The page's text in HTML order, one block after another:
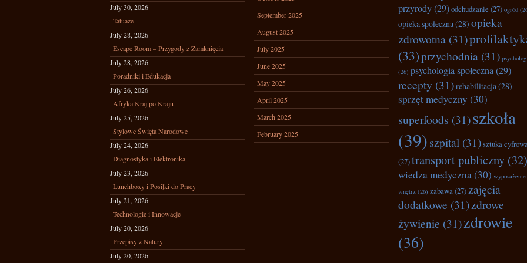
July 30, 2026
Tatuaże
July 28, 2026
Escape Room – Przygody z Zamknięcia
July 28, 2026
Poradniki i Edukacja
July 26, 2026
Afryka Kraj po Kraju
July 25, 2026
Stylowe Święta Narodowe
July 24, 2026
Diagnostyka i Elektronika
July 23, 2026
Lunchboxy i Posiłki do Pracy
July 21, 2026
Technologie i Innowacje
July 20, 2026
Przepisy z Natury
July 20, 2026
September 2025
August 2025
July 2025
June 2025
May 2025
April 2025
March 2025
February 2025
przyrody(29)odchudzanie (27) ogród
opieka społeczna(28) opieka
zdrowotna (31)
(33)przychodnia (31)
(26) psychologia społeczna(29)
recepty (31)rehabilitacja(28)
sprzęt medyczny (30)
superfoods (31)szkoła
(39)szpital (31)sztuka
(27)transport publiczny (32)
wiedza medyczna(30) wyposażenie
wnętrz (26) zabawa(27) zajęcia
dodatkowe (31)zdrowe
żywienie (31)zdrowie
(36)